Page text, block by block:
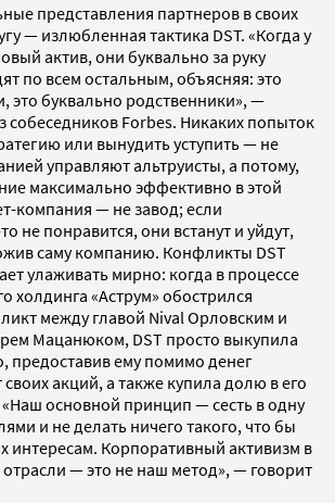
представления партнеров в своих
— излюбленная тактика DST. «Когда у
актив, они буквально за руку
по всем остальным, объясняя: это
это буквально родственники», —
собеседников Forbes. Никаких попыток
или вынудить уступить — не
управляют альтруисты, а потому,
максимально эффективно в этой
компания — не завод; если
не понравится, они встанут и уйдут,
саму компанию. Конфликты DST
улаживать мирно: когда в процессе
холдинга «Аструм» обострился
между главой Nival Орловским и
Мацанюком, DST просто выкупила
предоставив ему помимо денег
акций, а также купила долю в его
основной принцип — сесть в одну
и не делать ничего такого, что бы
интересам. Корпоративный активизм в
— это не наш метод», — говорит